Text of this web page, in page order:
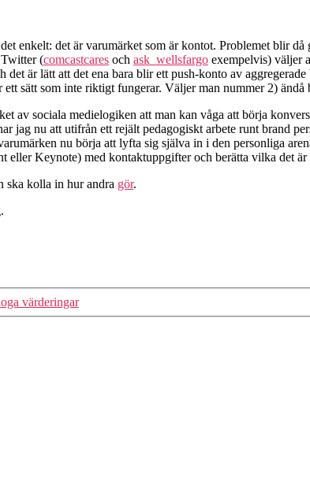
enkelt: det är varumärket som är kontot. Problemet blir
(comcastcares och ask_wellsfargo exempelvis) väljer
är lätt att det ena bara blir ett push-konto av
sätt som inte riktigt fungerar. Väljer man nummer 2)
av sociala medielogiken att man kan våga att börja
jag nu att utifrån ett rejält pedagogiskt arbete runt brand
nu börja att lyfta sig själva in i den personliga
eller Keynote) med kontaktuppgifter och berätta vilka det
ska kolla in hur andra gör.
värderingar